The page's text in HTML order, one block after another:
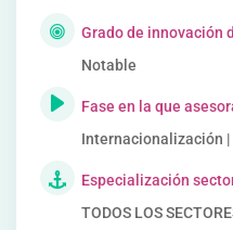
Grado de innovación
Notable
Fase en la que
Internacionalización
Especialización
TODOS LOS